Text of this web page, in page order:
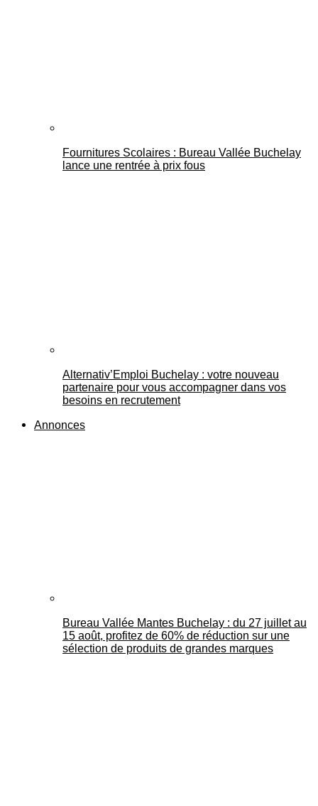
Fournitures Scolaires : Bureau Vallée Buchelay
lance une rentrée à prix fous
Alternativ’Emploi Buchelay : votre nouveau
partenaire pour vous accompagner dans vos
besoins en recrutement
Annonces
Bureau Vallée Mantes Buchelay : du 27 juillet au
15 août, profitez de 60% de réduction sur une
sélection de produits de grandes marques